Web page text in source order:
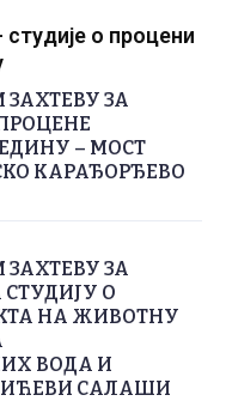
о процени
ЗА
– МОСТ
КАРАЂОРЂЕВО
ЗА
О
НА ЖИВОТНУ
ВОДА И
САЛАШИ